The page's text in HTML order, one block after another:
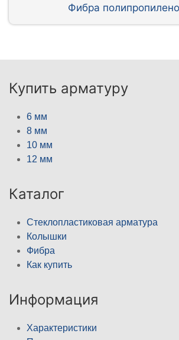
Фибра
Купить арматуру
6 мм
8 мм
10 мм
12 мм
Каталог
Стеклопластиковая арматура
Колышки
Фибра
Как купить
Информация
Характеристики